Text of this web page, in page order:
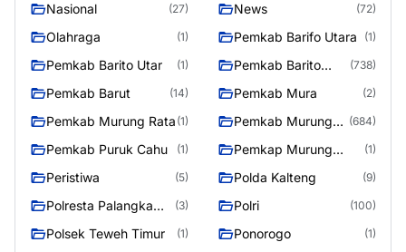
Nasional (27) News (72)
Olahraga (1) Pemkab Barifo Utara (1)
Pemkab Barito Utar (1)
Pemkab Barito
(738)
Pemkab Barut (14) Pemkab Mura (2)
Pemkab Murung Rata (1)
Pemkab Murung
(684)
Pemkab Puruk Cahu (1)
Pemkap Murung
(1)
Peristiwa (5) Polda Kalteng (9)
Polresta Palangka
(3) Polri (100)
Polsek Teweh Timur (1) Ponorogo (1)